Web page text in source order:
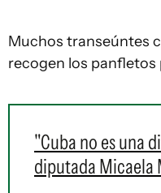
Muchos transeúntes
recogen los panfletos
"Cuba no es una
diputada Micaela